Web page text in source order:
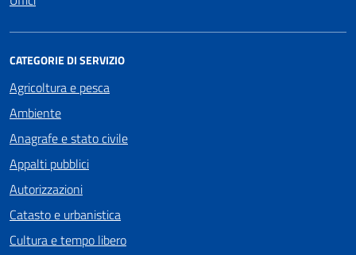
CATEGORIE DI SERVIZIO
Agricoltura e pesca
Ambiente
Anagrafe e stato civile
Appalti pubblici
Autorizzazioni
Catasto e urbanistica
Cultura e tempo libero